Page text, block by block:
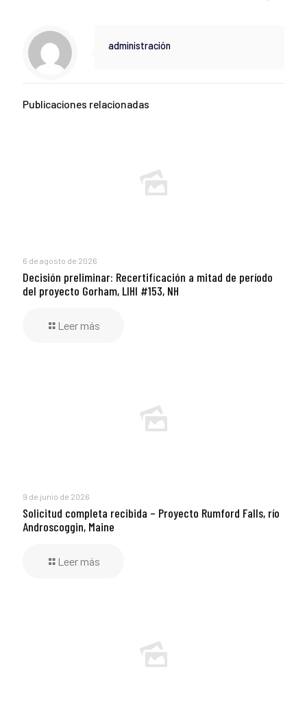
administración
Publicaciones relacionadas
6 de agosto de 2026
Decisión preliminar: Recertificación a mitad de período
del proyecto Gorham, LIHI #153, NH
Leer más
9 de junio de 2026
Solicitud completa recibida – Proyecto Rumford Falls, río
Androscoggin, Maine
Leer más